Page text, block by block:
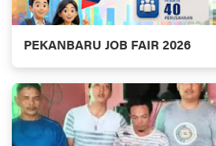
PEKANBARU JOB FAIR 2026